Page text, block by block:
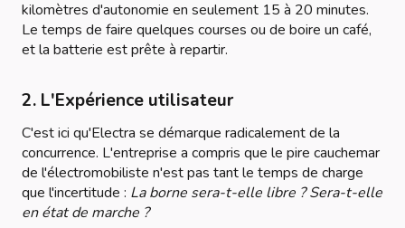
kilomètres d'autonomie en seulement 15 à 20 minutes.
Le temps de faire quelques courses ou de boire un café,
et la batterie est prête à repartir.
2. L'Expérience utilisateur
C'est ici qu'Electra se démarque radicalement de la
concurrence. L'entreprise a compris que le pire cauchemar
de l'électromobiliste n'est pas tant le temps de charge
que l'incertitude : La borne sera-t-elle libre ? Sera-t-elle
en état de marche ?